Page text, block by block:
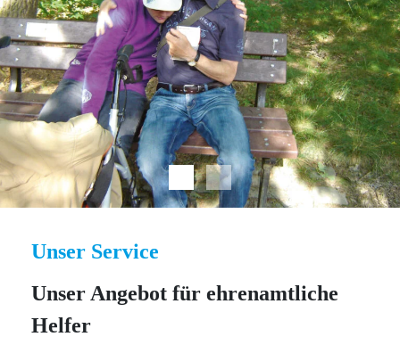
Unser Service
Unser Angebot für ehrenamtliche
Helfer